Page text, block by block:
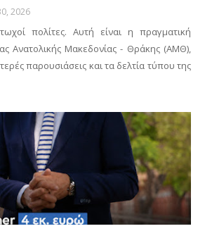
2026
πολίτες. Αυτή είναι η πραγματική
Ανατολικής Μακεδονίας - Θράκης (ΑΜΘ),
παρουσιάσεις και τα δελτία τύπου της